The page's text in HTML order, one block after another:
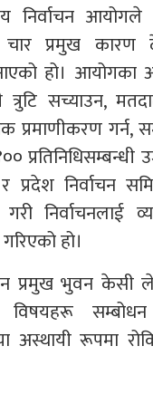
निर्वाचन
चार प्रमुख कारण
हो। आयोगका
सच्याउन,
प्रमाणीकरण गर्न,
प्रतिनिधिसम्बन्धी
प्रदेश निर्वाचन
निर्वाचनलाई
हो।
प्रमुख भुवन केसी
विषयहरू
अस्थायी रूपमा